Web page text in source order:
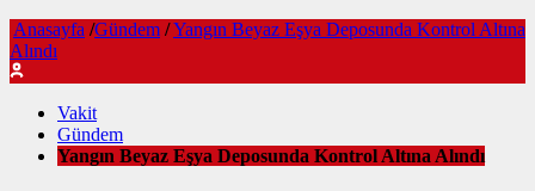
Anasayfa /Gündem /Yangın Beyaz Eşya Deposunda Kontrol Altına
Alındı
Vakit
Gündem
Yangın Beyaz Eşya Deposunda Kontrol Altına Alındı